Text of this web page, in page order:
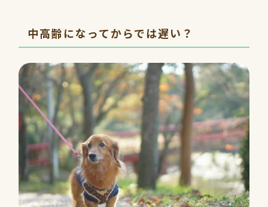
中高齢になってからでは遅い？